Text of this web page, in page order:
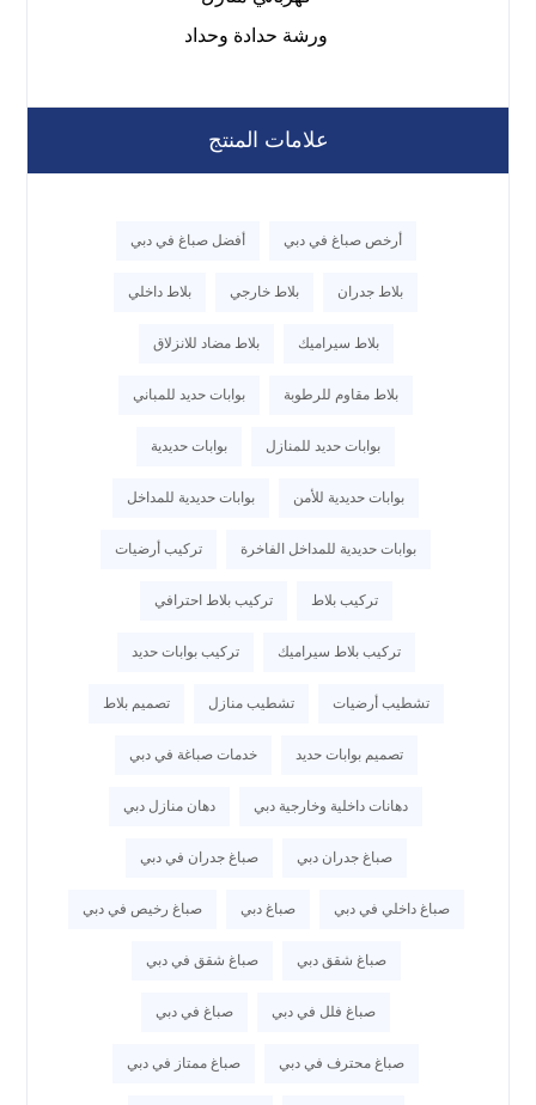
ورشة حدادة وحداد
علامات المنتج
أرخص صباغ في دبي أفضل صباغ في دبي
بلاط جدران بلاط خارجي بلاط داخلي
بلاط سيراميك بلاط مضاد للانزلاق
بلاط مقاوم للرطوبة بوابات حديد للمباني
بوابات حديد للمنازل بوابات حديدية
بوابات حديدية للأمن بوابات حديدية للمداخل
بوابات حديدية للمداخل الفاخرة تركيب أرضيات
تركيب بلاط تركيب بلاط احترافي
تركيب بلاط سيراميك تركيب بوابات حديد
تشطيب أرضيات تشطيب منازل تصميم بلاط
تصميم بوابات حديد خدمات صباغة في دبي
دهانات داخلية وخارجية دبي دهان منازل دبي
صباغ جدران دبي صباغ جدران في دبي
صباغ داخلي في دبي صباغ دبي صباغ رخيص في دبي
صباغ شقق دبي صباغ شقق في دبي
صباغ فلل في دبي صباغ في دبي
صباغ محترف في دبي صباغ ممتاز في دبي